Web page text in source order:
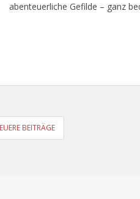
abenteuerliche Gefilde – ganz
BEITRÄGE